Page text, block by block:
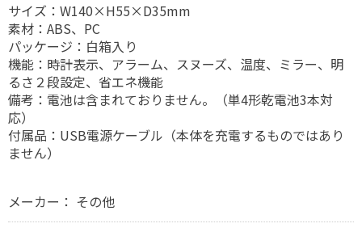
サイズ：W140×H55×D35mm
素材：ABS、PC
パッケージ：白箱入り
機能：時計表示、アラーム、スヌーズ、温度、ミラー、明
るさ２段設定、省エネ機能
備考：電池は含まれておりません。（単4形乾電池3本対
応）
付属品：USB電源ケーブル（本体を充電するものではあり
ません）
メーカー： その他